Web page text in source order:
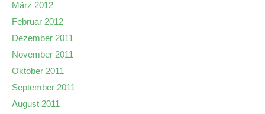
März 2012
Februar 2012
Dezember 2011
November 2011
Oktober 2011
September 2011
August 2011